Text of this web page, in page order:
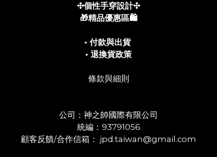
✣個性手穿設計✣
🎁精品優惠區🛍️
• 付款與出貨
• 退換貨政策
條款與細則
公司：神之帥國際有限公司
統編：93791056
顧客反饋/合作信箱： jpd.taiwan@gmail.com